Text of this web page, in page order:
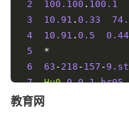
广
州
市
信
5 2
2 100.100 . 100.1
3
10.91 . 0.33
4
10.91 . 0.5 0.44
5
*
6
63 - 218 - 157 -
7
Hu0-0-0-
8
223.121
教育网